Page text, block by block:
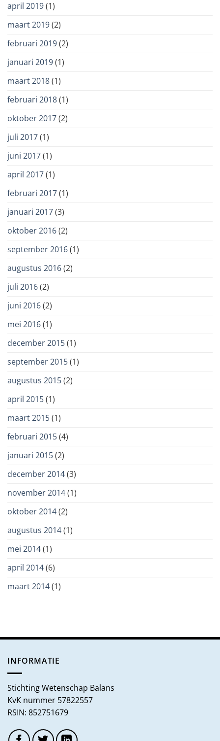
april 2019(1)
maart 2019(2)
februari 2019(2)
januari 2019(1)
maart 2018(1)
februari 2018(1)
oktober 2017(2)
juli 2017(1)
juni 2017(1)
april 2017(1)
februari 2017(1)
januari 2017(3)
oktober 2016(2)
september 2016(1)
augustus 2016(2)
juli 2016(2)
juni 2016(2)
mei 2016(1)
december 2015(1)
september 2015(1)
augustus 2015(2)
april 2015(1)
maart 2015(1)
februari 2015(4)
januari 2015(2)
december 2014(3)
november 2014(1)
oktober 2014(2)
augustus 2014(1)
mei 2014(1)
april 2014(6)
maart 2014(1)
INFORMATIE
Stichting Wetenschap Balans
KvK nummer 57822557
RSIN: 852751679